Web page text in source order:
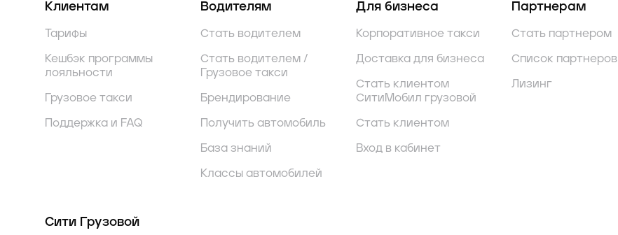
Клиентам
Тарифы
Кешбэк программы
лояльности
Грузовое такси
Поддержка и FAQ
Водителям
Стать водителем
Стать водителем /
Грузовое такси
Брендирование
Получить автомобиль
База знаний
Классы автомобилей
Для бизнеса
Корпоративное такси
Доставка для бизнеса
Стать клиентом
СитиМобил грузовой
Стать клиентом
Вход в кабинет
Партнерам
Стать партнером
Список партнеров
Лизинг
Сити Грузовой